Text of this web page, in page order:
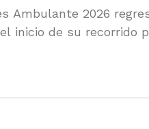
Ambulante 2026
inicio de su recorrido